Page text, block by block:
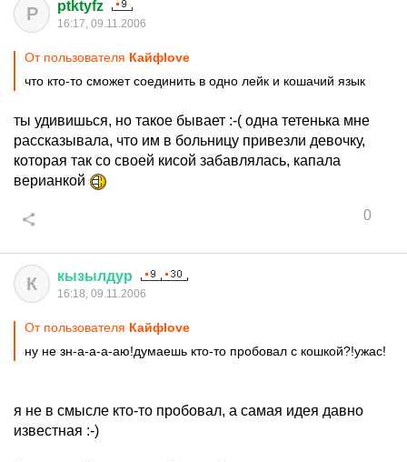
P ptktyfz
16:17, 09.11.2006
От пользователя Кайфlove
что кто-то сможет соединить в одно лейк и кошачий язык
ты удивишься, но такое бывает :-( одна тетенька мне
рассказывала, что им в больницу привезли девочку,
которая так со своей кисой забавлялась, капала
верианкой
0
К кызылдур
16:18, 09.11.2006
От пользователя Кайфlove
ну не зн-а-а-а-аю!думаешь кто-то пробовал с кошкой?!ужас!
я не в смысле кто-то пробовал, а самая идея давно
известная :-)